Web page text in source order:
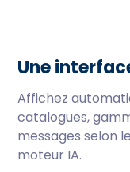
Une
Affichez
catalogues,
messages selon
moteur IA.